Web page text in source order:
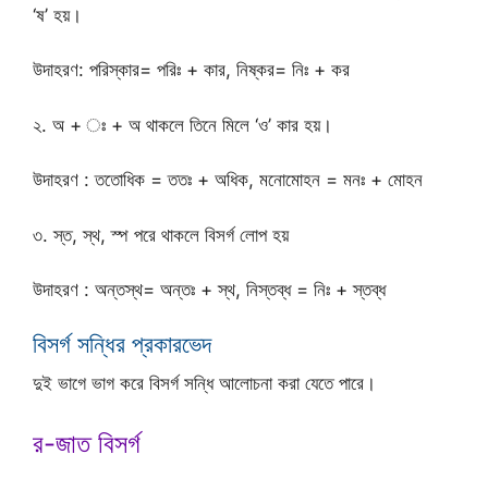
‘ষ’ হয়।
উদাহরণ: পরিস্কার= পরিঃ + কার, নিষ্কর= নিঃ + কর
২. অ + ঃ + অ থাকলে তিনে মিলে ‘ও’ কার হয়।
উদাহরণ : ততোধিক = ততঃ + অধিক, মনোমোহন = মনঃ + মোহন
৩. স্ত, স্থ, স্প পরে থাকলে বিসর্গ লোপ হয়
উদাহরণ : অন্তস্থ= অন্তঃ + স্থ, নিস্তব্ধ = নিঃ + স্তব্ধ
বিসর্গ সন্ধির প্রকারভেদ
দুই ভাগে ভাগ করে বিসর্গ সন্ধি আলোচনা করা যেতে পারে।
র-জাত বিসর্গ